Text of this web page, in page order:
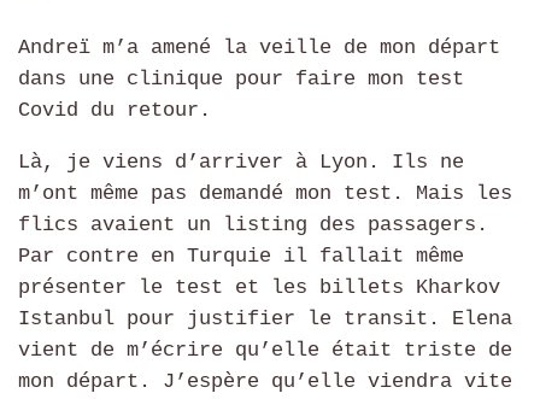
Andreï m’a amené la veille de mon départ
dans une clinique pour faire mon test
Covid du retour.
Là, je viens d’arriver à Lyon. Ils ne
m’ont même pas demandé mon test. Mais les
flics avaient un listing des passagers.
Par contre en Turquie il fallait même
présenter le test et les billets Kharkov
Istanbul pour justifier le transit. Elena
vient de m’écrire qu’elle était triste de
mon départ. J’espère qu’elle viendra vite